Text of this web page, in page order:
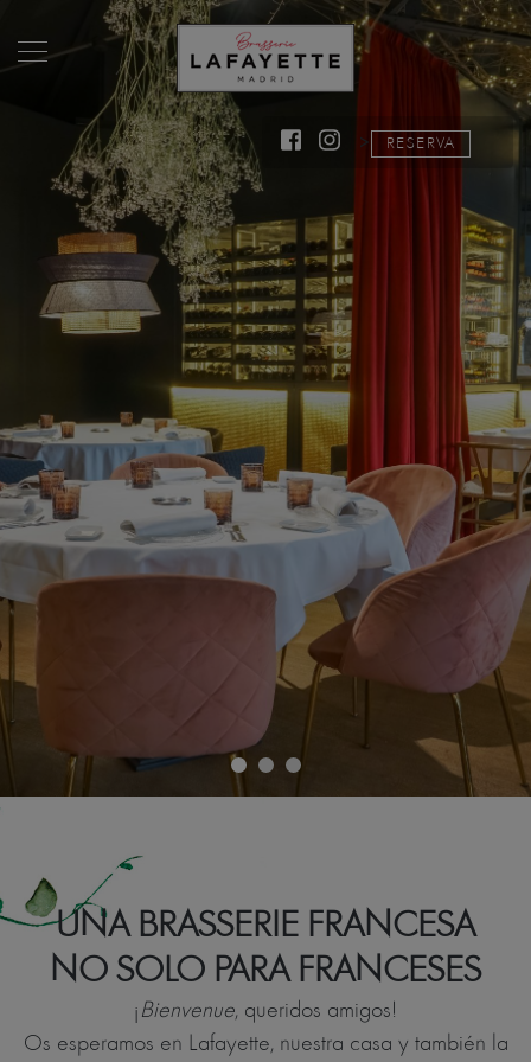
> RESERVA
UNA BRASSERIE FRANCESA
NO SOLO PARA FRANCESES
¡Bienvenue, queridos amigos!
Os esperamos en Lafayette, nuestra casa y también la